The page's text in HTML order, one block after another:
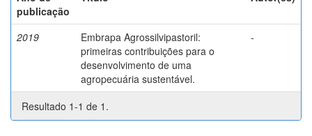
publicação
2019
Embrapa Agrossilvipastoril:
primeiras contribuições para o
desenvolvimento de uma
agropecuária sustentável.
-
Resultado 1-1 de 1.